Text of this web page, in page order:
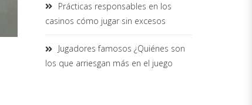
Prácticas responsables en los
casinos cómo jugar sin excesos
Jugadores famosos ¿Quiénes son
los que arriesgan más en el juego